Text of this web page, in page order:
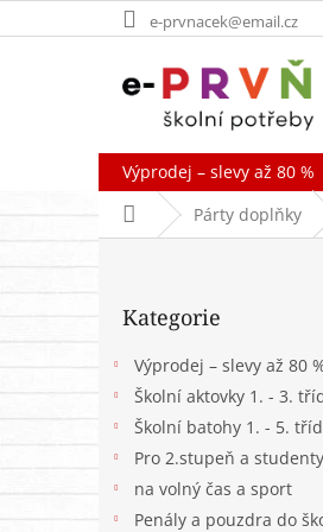
na
e-prvnacek@email.cz
Výprodej – slevy až 80 %
Domů Párty doplňky
P
kategorie
Kategorie
Výprodej – slevy až 80
Školní aktovky 1. - 3.
Školní batohy 1. - 5.
Pro 2.stupeň a studenty
na volný čas a sport
Penály a pouzdra do